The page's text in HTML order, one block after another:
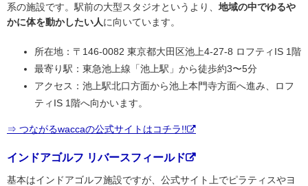
系の施設です。駅前の大型スタジオというより、 地域の中でゆるや
かに体を動かしたい人に向いています。
所在地：〒146-0082 東京都大田区池上4-27-8 ロフティIS 1階
最寄り駅：東急池上線「池上駅」から徒歩約3〜5分
アクセス：池上駅北口方面から池上本門寺方面へ進み、ロフ
ティIS 1階へ向かいます。
⇒ つながるwaccaの公式サイトはコチラ!!
インドアゴルフ リバースフィールド
基本はインドアゴルフ施設ですが、公式サイト上でピラティスやヨ